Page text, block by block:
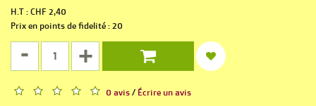
H.T : CHF 2,40
Prix en points de fidelité : 20
- +
0 avis / Écrire un avis